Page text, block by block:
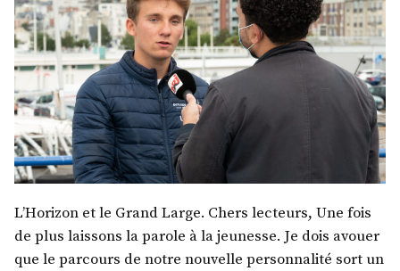
L’Horizon et le Grand Large. Chers lecteurs, Une fois
de plus laissons la parole à la jeunesse. Je dois avouer
que le parcours de notre nouvelle personnalité sort un